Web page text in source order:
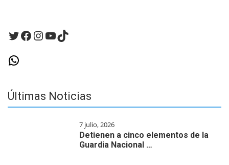
Twitter
Facebook
Instagram
YouTube
TikTok
WhatsApp
Últimas Noticias
7 julio, 2026
Detienen a cinco elementos de la
Guardia Nacional …